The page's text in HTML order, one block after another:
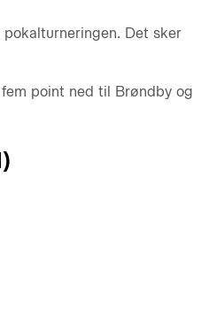
Det sker
point ned til Brøndby og